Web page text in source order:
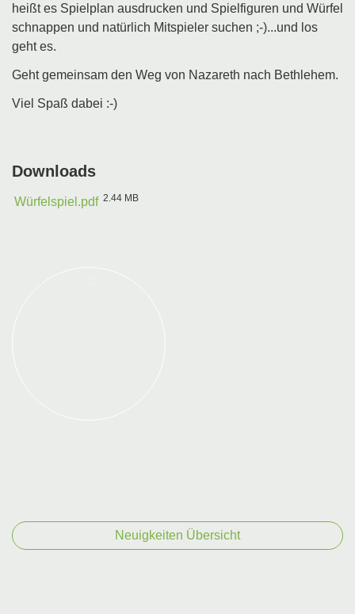
heißt es Spielplan ausdrucken und Spielfiguren und Würfel
schnappen und natürlich Mitspieler suchen ;-)...und los
geht es.
Geht gemeinsam den Weg von Nazareth nach Bethlehem.
Viel Spaß dabei :-)
Downloads
Würfelspiel.pdf 2.44 MB
Neuigkeiten Übersicht